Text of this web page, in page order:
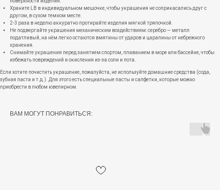
Храните LB в индивидуальном мешочке, чтобы украшения не соприкасались друг с
другом, в сухом темном месте.
2-3 раза в неделю аккуратно протирайте изделия мягкой тряпочкой.
Не подвергайте украшения механическим воздействиям: серебро — металл
податливый, на нём легко остаются вмятины от ударов и царапины от небрежного
хранения.
Снимайте украшения перед занятием спортом, плаванием в море или бассейне, чтобы
избежать повреждений и окисления из-за соли и пота.
Если хотите почистить украшение, пожалуйста, не используйте домашние средства (сода,
зубная паста и т.д.). Для этого есть специальные пасты и салфетки, которые можно
приобрести в любом ювелирном.
ВАМ МОГУТ ПОНРАВИТЬСЯ: